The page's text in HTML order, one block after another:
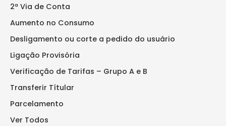
2ª Via de Conta
Aumento no Consumo
Desligamento ou corte a pedido do usuário
Ligação Provisória
Verificação de Tarifas – Grupo A e B
Transferir Títular
Parcelamento
Ver Todos